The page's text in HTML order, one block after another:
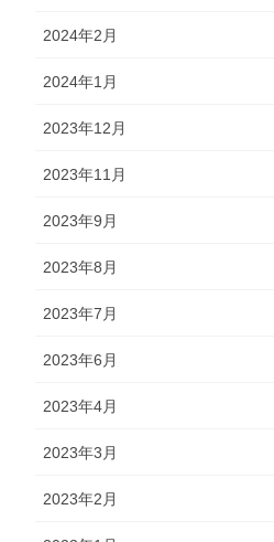
2024年2月
2024年1月
2023年12月
2023年11月
2023年9月
2023年8月
2023年7月
2023年6月
2023年4月
2023年3月
2023年2月